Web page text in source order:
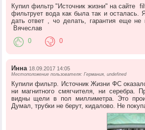
Купил фильтр "Источник жизни" на сайте
фильтрует вода как была так и
дать ответ , чо делать, гарантия еще
Вячеслав
0 0
Инна 18.09.2017 14:05
Местоположение пользователя: Германия, undefined
Купили фильтр. Источник Жизни ФС
ни магнитного смягчителя, ни серебра.
видны щели в пол миллиметра. Это
Думал, трубки не берут, кидалово. Не